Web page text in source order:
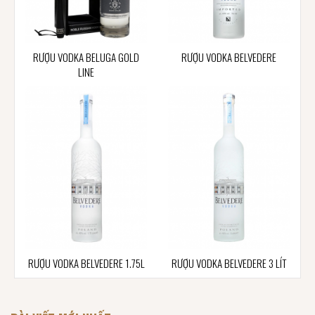
RƯỢU VODKA BELUGA GOLD
LINE
RƯỢU VODKA BELVEDERE
RƯỢU VODKA BELVEDERE 1.75L RƯỢU VODKA BELVEDERE 3 LÍT